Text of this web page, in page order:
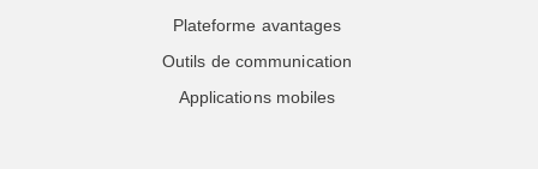
Plateforme avantages
Outils de communication
Applications mobiles